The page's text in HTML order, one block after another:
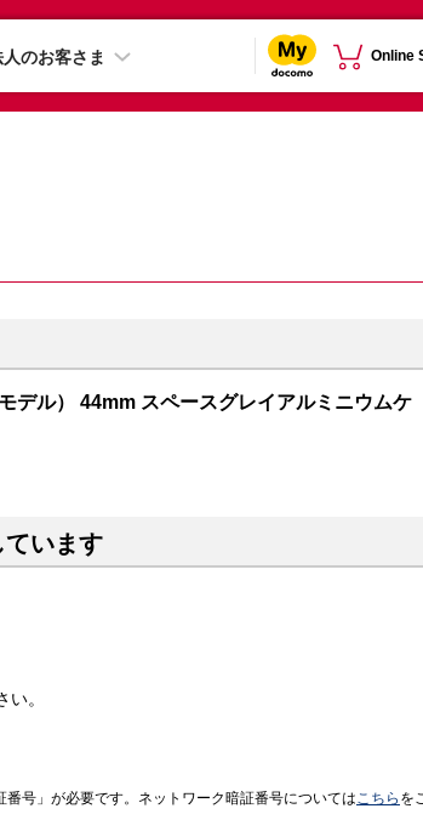
人のお客さま Online
ル） 44mm スペースグレイアルミニウムケ
います
。
号」が必要です。ネットワーク暗証番号についてはこちら を